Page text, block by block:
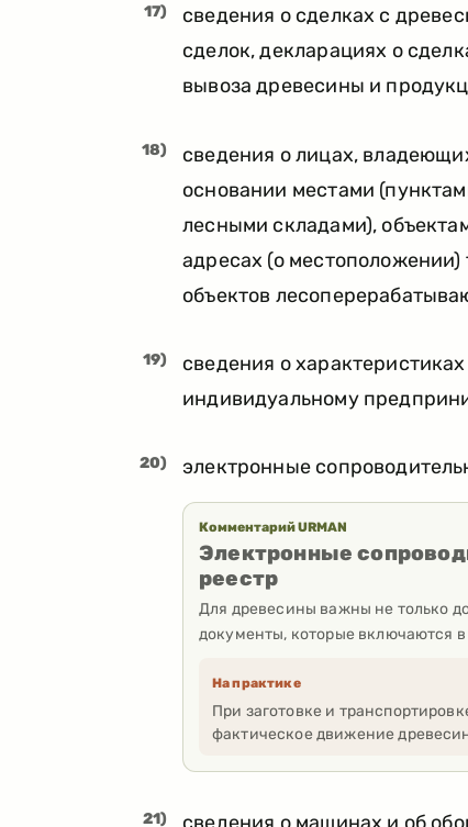
17)
сведения о сделках с
сделок, декларациях о
вывоза древесины и
18)
сведения о лицах,
основании местами
лесными складами),
адресах (о
объектов
19)
сведения о
индивидуальному
20) электронные
Комментарий URMAN
Электронные
реестр
Для древесины важны не только
документы, которые включаются
На практике
При заготовке и
фактическое движение
21)